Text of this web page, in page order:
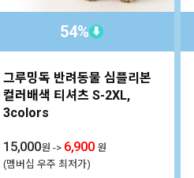
54% ⬇
그루밍독 반려동물 심플리본
컬러배색 티셔츠 S-2XL,
3colors
15,000원-> 6,900 원
(멤버십 우주 최저가)